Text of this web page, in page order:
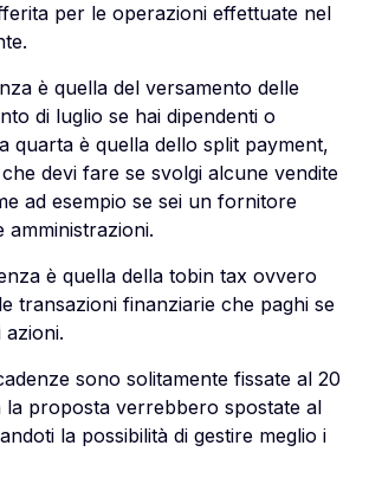
per le operazioni effettuate nel
è quella del versamento delle
di luglio se hai dipendenti o
quarta è quella dello split payment,
devi fare se svolgi alcune vendite
ad esempio se sei un fornitore
amministrazioni.
è quella della tobin tax ovvero
transazioni finanziarie che paghi se
sono solitamente fissate al 20
la proposta verrebbero spostate al
la possibilità di gestire meglio i